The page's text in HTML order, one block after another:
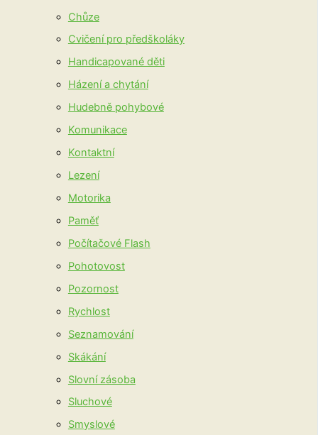
Chůze
Cvičení pro předškoláky
Handicapované děti
Házení a chytání
Hudebně pohybové
Komunikace
Kontaktní
Lezení
Motorika
Paměť
Počítačové Flash
Pohotovost
Pozornost
Rychlost
Seznamování
Skákání
Slovní zásoba
Sluchové
Smyslové